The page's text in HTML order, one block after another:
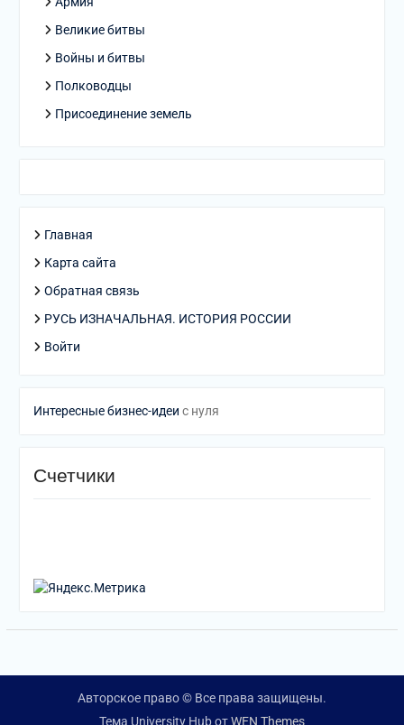
Великие битвы
Войны и битвы
Полководцы
Присоединение земель
Главная
Карта сайта
Обратная связь
РУСЬ ИЗНАЧАЛЬНАЯ. ИСТОРИЯ РОССИИ
Войти
Интересные бизнес-идеи с нуля
Счетчики
Авторское право © Все права защищены.
Тема University Hub отWEN Themes